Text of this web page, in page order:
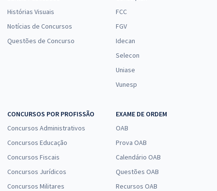
Histórias Visuais
Notícias de Concursos
Questões de Concurso
FCC
FGV
Idecan
Selecon
Uniase
Vunesp
CONCURSOS POR PROFISSÃO
Concursos Administrativos
Concursos Educação
Concursos Fiscais
Concursos Jurídicos
Concursos Militares
EXAME DE ORDEM
OAB
Prova OAB
Calendário OAB
Questões OAB
Recursos OAB